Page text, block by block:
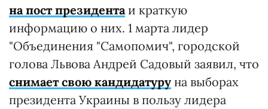
на пост президента и краткую
информацию о них. 1 марта лидер
"Объединения "Самопомич", городской
голова Львова Андрей Садовый заявил, что
снимает свою кандидатуру на выборах
президента Украины в пользу лидера